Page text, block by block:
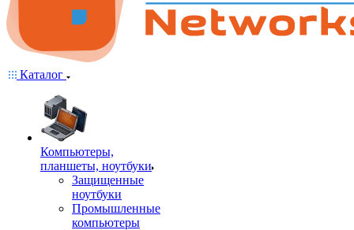
Каталог
Компьютеры,
планшеты, ноутбуки
Защищенные
ноутбуки
Промышленные
компьютеры